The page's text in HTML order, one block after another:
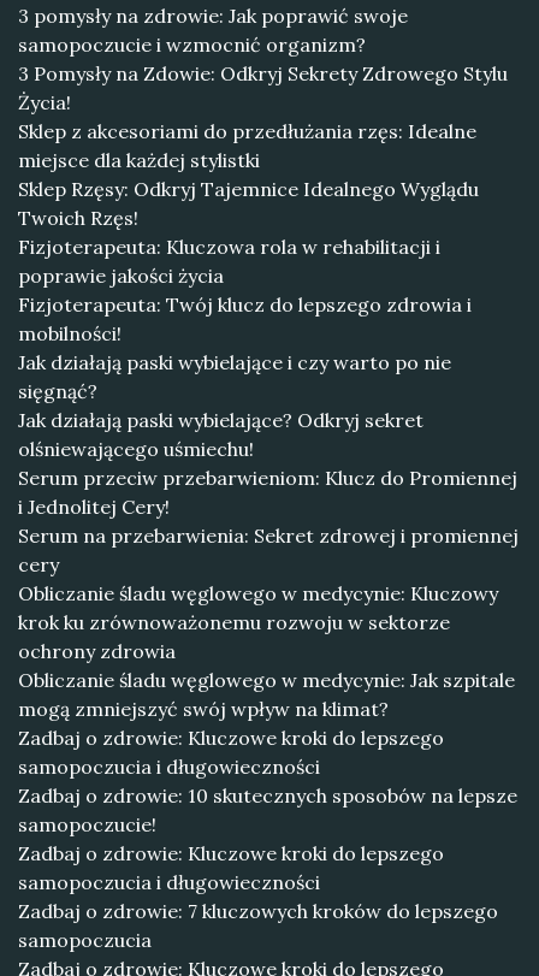
3 pomysły na zdrowie: Jak poprawić swoje
samopoczucie i wzmocnić organizm?
3 Pomysły na Zdowie: Odkryj Sekrety Zdrowego Stylu
Życia!
Sklep z akcesoriami do przedłużania rzęs: Idealne
miejsce dla każdej stylistki
Sklep Rzęsy: Odkryj Tajemnice Idealnego Wyglądu
Twoich Rzęs!
Fizjoterapeuta: Kluczowa rola w rehabilitacji i
poprawie jakości życia
Fizjoterapeuta: Twój klucz do lepszego zdrowia i
mobilności!
Jak działają paski wybielające i czy warto po nie
sięgnąć?
Jak działają paski wybielające? Odkryj sekret
olśniewającego uśmiechu!
Serum przeciw przebarwieniom: Klucz do Promiennej
i Jednolitej Cery!
Serum na przebarwienia: Sekret zdrowej i promiennej
cery
Obliczanie śladu węglowego w medycynie: Kluczowy
krok ku zrównoważonemu rozwoju w sektorze
ochrony zdrowia
Obliczanie śladu węglowego w medycynie: Jak szpitale
mogą zmniejszyć swój wpływ na klimat?
Zadbaj o zdrowie: Kluczowe kroki do lepszego
samopoczucia i długowieczności
Zadbaj o zdrowie: 10 skutecznych sposobów na lepsze
samopoczucie!
Zadbaj o zdrowie: Kluczowe kroki do lepszego
samopoczucia i długowieczności
Zadbaj o zdrowie: 7 kluczowych kroków do lepszego
samopoczucia
Zadbaj o zdrowie: Kluczowe kroki do lepszego